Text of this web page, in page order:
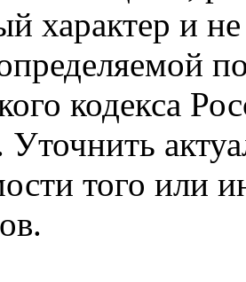
характер и
кодекса
Уточнить
того или